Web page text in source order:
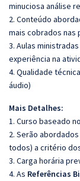
minuciosa análise
2. Conteúdo
mais cobrados nas
3. Aulas
experiência na
4. Qualidade
áudio)
Mais Detalhes:
1. Curso baseado
2. Serão
todos) a critério
3. Carga horária
4. As Referências